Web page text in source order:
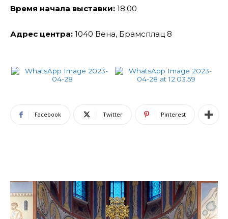
Время начала выставки: 18:00
Адрес центра: 1040 Вена, Брамсплац 8
Facebook Twitter Pinterest